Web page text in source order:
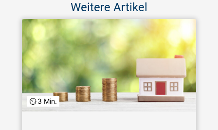
Weitere Artikel
3 Min.